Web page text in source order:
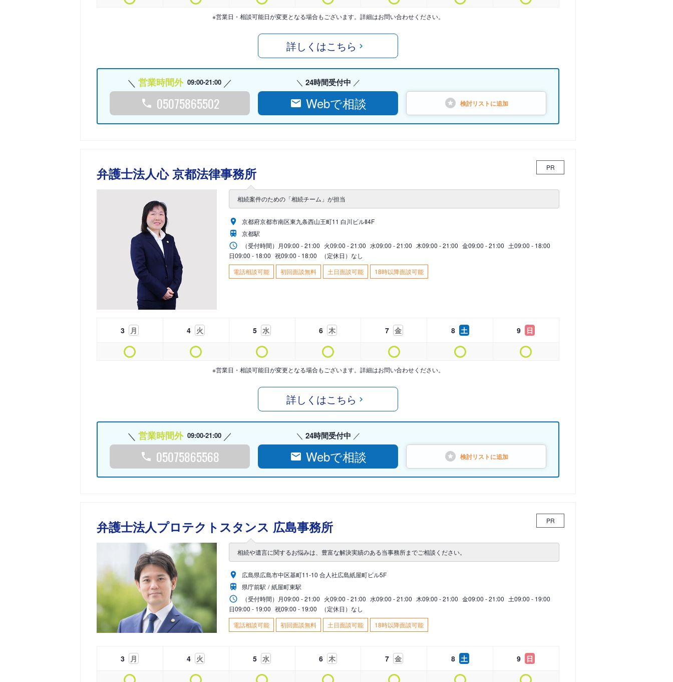
※営業日・相談可能日が変更となる場合もございます。詳細はお問い合わせください。
詳しくはこちら
営業時間外 09:00-21:00
05075865502
24時間受付中
Webで相談 検討リストに追加
弁護士法人心 京都法律事務所 PR
相続案件のための「相続チーム」が担当
京都府京都市南区東九条西山王町11 白川ビルⅡ4F
京都駅
（受付時間） 月09:00 - 21:00 火09:00 - 21:00 水09:00 - 21:00 木09:00 - 21:00 金09:00 - 21:00 土09:00 - 18:00
日09:00 - 18:00 祝09:00 - 18:00
（定休日）なし
電話相談可能
初回面談無料 土日面談可能 18時以降面談可能
3 月 4 火 5 水 6 木 7 金 8 土 9 日
※営業日・相談可能日が変更となる場合もございます。詳細はお問い合わせください。
詳しくはこちら
営業時間外 09:00-21:00
05075865568
24時間受付中
Webで相談 検討リストに追加
弁護士法人プロテクトスタンス 広島事務所 PR
相続や遺言に関するお悩みは、豊富な解決実績のある当事務所までご相談ください。
広島県広島市中区基町11-10 合人社広島紙屋町ビル5F
県庁前駅
紙屋町東駅
（受付時間） 月09:00 - 21:00 火09:00 - 21:00 水09:00 - 21:00 木09:00 - 21:00 金09:00 - 21:00 土09:00 - 19:00
日09:00 - 19:00 祝09:00 - 19:00
（定休日）なし
電話相談可能
初回面談無料 土日面談可能 18時以降面談可能
3 月 4 火 5 水 6 木 7 金 8 土 9 日